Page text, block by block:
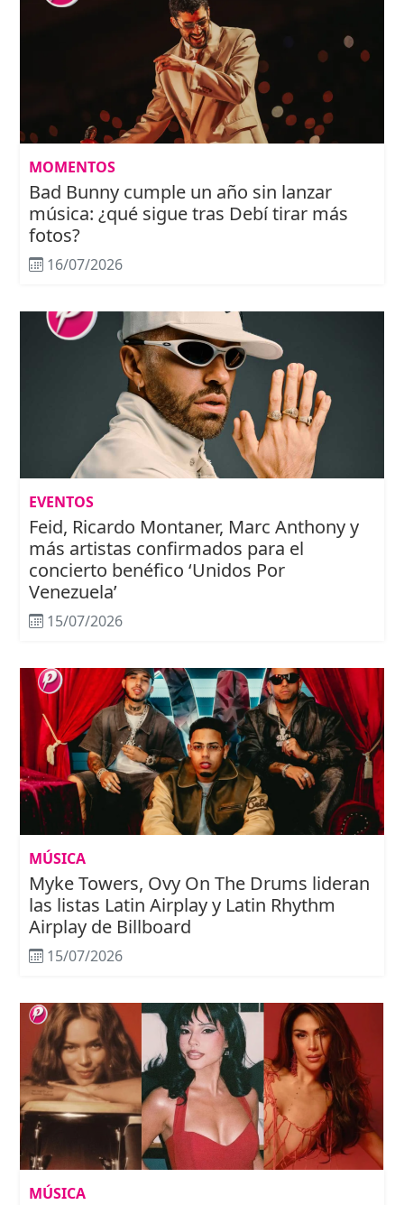
MOMENTOS
Bad Bunny cumple un año sin lanzar
música: ¿qué sigue tras Debí tirar más
fotos?
16/07/2026
EVENTOS
Feid, Ricardo Montaner, Marc Anthony y
más artistas confirmados para el
concierto benéfico ‘Unidos Por
Venezuela’
15/07/2026
MÚSICA
Myke Towers, Ovy On The Drums lideran
las listas Latin Airplay y Latin Rhythm
Airplay de Billboard
15/07/2026
MÚSICA